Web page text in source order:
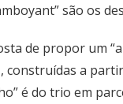
são os
de propor um
construídas a
é do trio em